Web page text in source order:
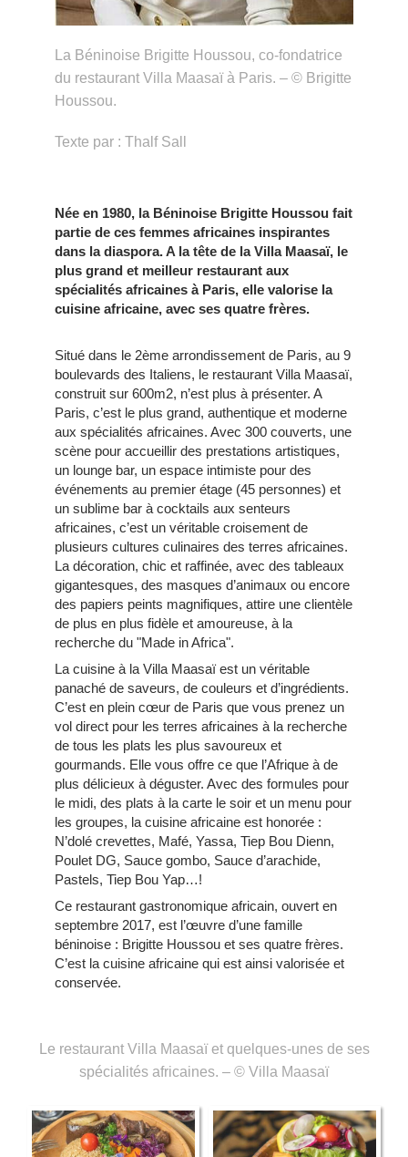
La Béninoise Brigitte Houssou, co-fondatrice
du restaurant Villa Maasaï à Paris. – © Brigitte
Houssou.
Texte par : Thalf Sall
Née en 1980, la Béninoise Brigitte Houssou fait
partie de ces femmes africaines inspirantes
dans la diaspora. A la tête de la Villa Maasaï, le
plus grand et meilleur restaurant aux
spécialités africaines à Paris, elle valorise la
cuisine africaine, avec ses quatre frères.
Situé dans le 2ème arrondissement de Paris, au 9
boulevards des Italiens, le restaurant Villa Maasaï,
construit sur 600m2, n’est plus à présenter. A
Paris, c’est le plus grand, authentique et moderne
aux spécialités africaines. Avec 300 couverts, une
scène pour accueillir des prestations artistiques,
un lounge bar, un espace intimiste pour des
événements au premier étage (45 personnes) et
un sublime bar à cocktails aux senteurs
africaines, c’est un véritable croisement de
plusieurs cultures culinaires des terres africaines.
La décoration, chic et raffinée, avec des tableaux
gigantesques, des masques d’animaux ou encore
des papiers peints magnifiques, attire une clientèle
de plus en plus fidèle et amoureuse, à la
recherche du "Made in Africa".
La cuisine à la Villa Maasaï est un véritable
panaché de saveurs, de couleurs et d’ingrédients.
C’est en plein cœur de Paris que vous prenez un
vol direct pour les terres africaines à la recherche
de tous les plats les plus savoureux et
gourmands. Elle vous offre ce que l’Afrique à de
plus délicieux à déguster. Avec des formules pour
le midi, des plats à la carte le soir et un menu pour
les groupes, la cuisine africaine est honorée :
N’dolé crevettes, Mafé, Yassa, Tiep Bou Dienn,
Poulet DG, Sauce gombo, Sauce d’arachide,
Pastels, Tiep Bou Yap…!
Ce restaurant gastronomique africain, ouvert en
septembre 2017, est l’œuvre d’une famille
béninoise : Brigitte Houssou et ses quatre frères.
C’est la cuisine africaine qui est ainsi valorisée et
conservée.
Le restaurant Villa Maasaï et quelques-unes de ses
spécialités africaines. – © Villa Maasaï